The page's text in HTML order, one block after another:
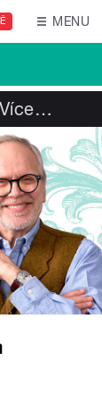
MENU
Více…